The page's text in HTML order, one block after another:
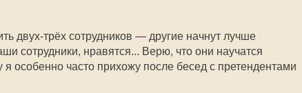
двух-трёх сотрудников — другие начнут лучше
сотрудники, нравятся... Верю, что они научатся
особенно часто прихожу после бесед с претендентами